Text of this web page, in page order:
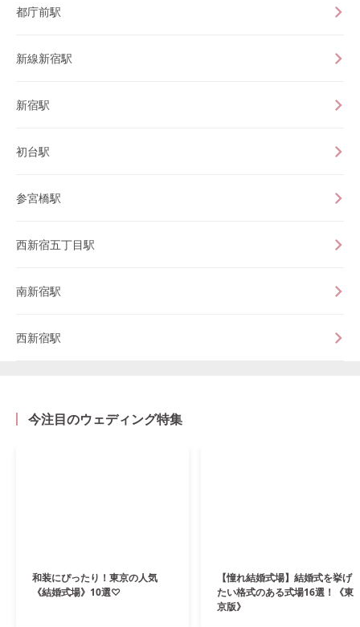
都庁前駅
新線新宿駅
新宿駅
初台駅
参宮橋駅
西新宿五丁目駅
南新宿駅
西新宿駅
今注目のウェディング特集
和装にぴったり！東京の人気
《結婚式場》10選♡
【憧れ結婚式場】結婚式を挙げ
たい格式のある式場16選！《東
京版》